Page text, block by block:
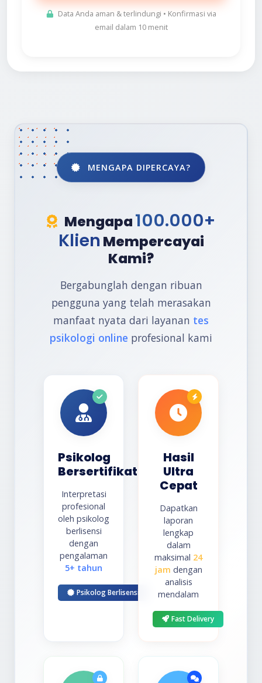
Data Anda aman & terlindungi • Konfirmasi via
email dalam 10 menit
MENGAPA DIPERCAYA?
Mengapa100.000+
KlienMempercayai
Kami?
Bergabunglah dengan ribuan
pengguna yang telah merasakan
manfaat nyata dari layanan tes
psikologi online profesional kami
Psikolog
Bersertifikat
Interpretasi
profesional
oleh psikolog
berlisensi
dengan
pengalaman
5+ tahun
Psikolog Berlisensi
Hasil
Ultra
Cepat
Dapatkan
laporan
lengkap
dalam
maksimal 24
jam dengan
analisis
mendalam
Fast Delivery